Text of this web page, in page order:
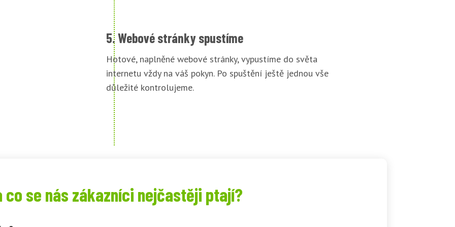
5. Webové stránky spustíme
Hotové, naplněné webové stránky, vypustíme do světa
internetu vždy na váš pokyn. Po spuštění ještě jednou vše
důležité kontrolujeme.
co se nás zákazníci nejčastěji ptají?